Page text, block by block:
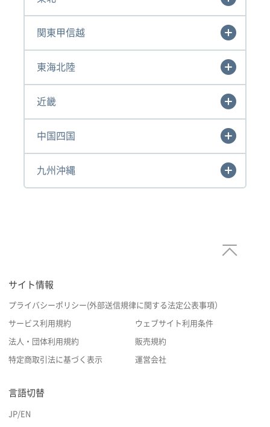
関東甲信越
東海北陸
近畿
中国四国
九州沖縄
サイト情報
プライバシーポリシー(外部送信規律に関する法定公表事項）
サービス利用規約 ウェブサイト利用条件
法人・団体利用規約 販売規約
特定商取引法に基づく表示 運営会社
言語切替
JP/EN